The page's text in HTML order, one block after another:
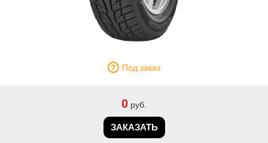
Под заказ
0 руб.
ЗАКАЗАТЬ